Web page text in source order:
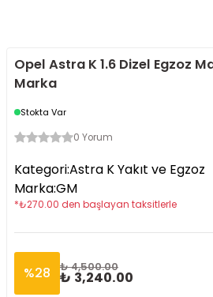
Opel Astra K 1.6 Dizel Egzoz
Marka
Stokta Var
0 Yorum
Kategori:Astra K Yakıt ve Egzoz
Marka:GM
*₺270.00 den başlayan taksitlerle
%28 ₺ 4,500.00
₺ 3,240.00